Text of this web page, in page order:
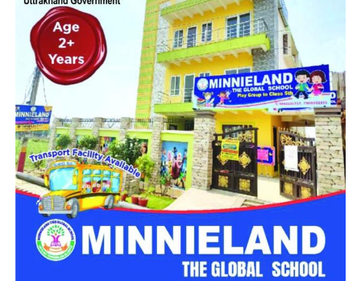
महिला सशक्तिकरण एवं बाल विकास विभाग की ओर से इसके लिए ‘आलंबन
गांव’ विकसित करने की योजना तैयार की जा रही है। इस योजना का उद्देश्य
नारी निकेतन में रहने वाली महिलाओं और बच्चों को सुरक्षित माहौल के साथ-
साथ घर जैसा अपनापन और स्वतंत्रता देना है।
उत्तराखंड में बन रहा ‘आलंबन गांव’
महिला सशक्तिकरण एवं बाल विकास विभागके निदेशक आईएएस बंशीलाल
राणा के मुताबिक, नारी निकेतन में आने वाली कई महिलाएं और बच्चे खुद को
एक बंद संस्थान या जेल जैसी जगह पर महसूस करते हैं। यही वजह है कि
कई बार बच्चे वहां से निकलने या भागने की कोशिश तक करने लगते हैं।
इसी समस्या को ध्यान में रखते हुए विभाग अब ऐसा इंफ्रास्ट्रक्चर तैयार